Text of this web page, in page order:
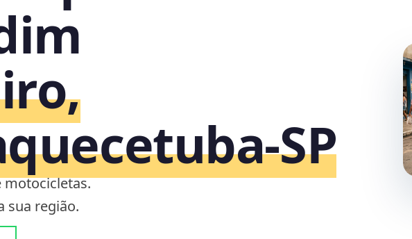
motocicletas.
sua região.